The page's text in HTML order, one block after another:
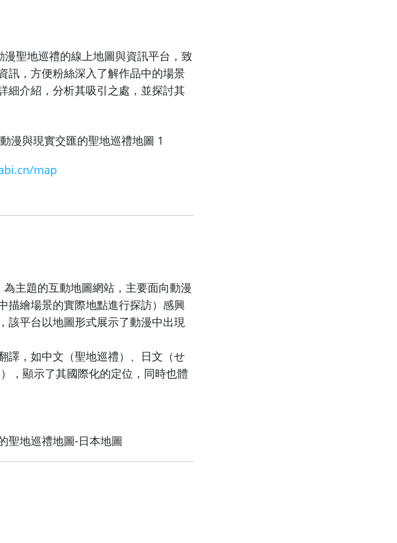
聖地巡禮的線上地圖與資訊平台，致
訊，方便粉絲深入了解作品中的場景
細介紹，分析其吸引之處，並探討其
map
主題的互動地圖網站，主要面向動漫
描繪場景的實際地點進行探訪）感興
該平台以地圖形式展示了動漫中出現
譯，如中文（聖地巡禮）、日文（せ
，顯示了其國際化的定位，同時也體